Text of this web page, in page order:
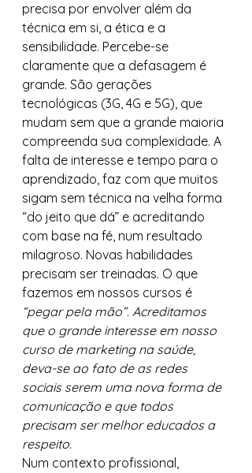
precisa por envolver além da
técnica em si, a ética e a
sensibilidade. Percebe-se
claramente que a defasagem é
grande. São gerações
tecnológicas (3G, 4G e 5G), que
mudam sem que a grande maioria
compreenda sua complexidade. A
falta de interesse e tempo para o
aprendizado, faz com que muitos
sigam sem técnica na velha forma
“do jeito que dá” e acreditando
com base na fé, num resultado
milagroso. Novas habilidades
precisam ser treinadas. O que
fazemos em nossos cursos é
“pegar pela mão”. Acreditamos
que o grande interesse em nosso
curso de marketing na saúde,
deva-se ao fato de as redes
sociais serem uma nova forma de
comunicação e que todos
precisam ser melhor educados a
respeito.
Num contexto profissional,